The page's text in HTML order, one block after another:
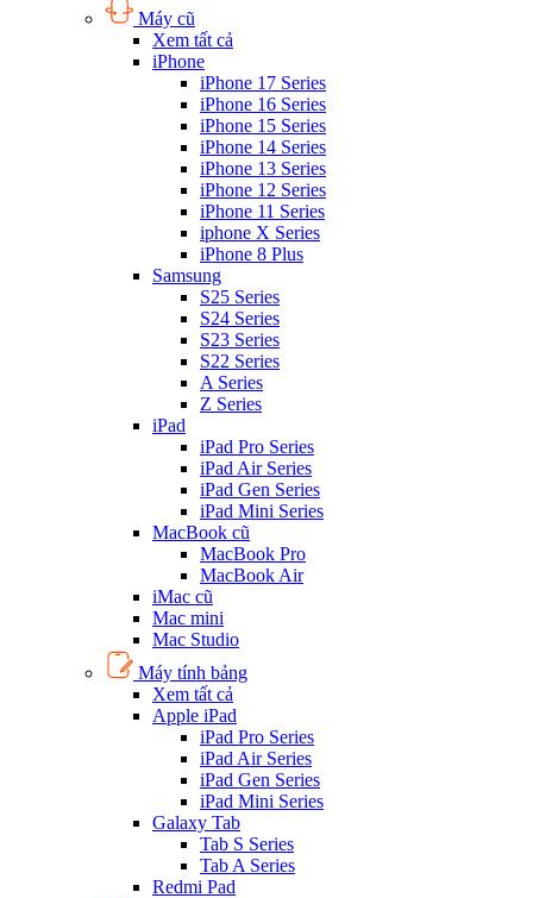
Máy cũ
Xem tất cả
iPhone
iPhone 17 Series
iPhone 16 Series
iPhone 15 Series
iPhone 14 Series
iPhone 13 Series
iPhone 12 Series
iPhone 11 Series
iphone X Series
iPhone 8 Plus
Samsung
S25 Series
S24 Series
S23 Series
S22 Series
A Series
Z Series
iPad
iPad Pro Series
iPad Air Series
iPad Gen Series
iPad Mini Series
MacBook cũ
MacBook Pro
MacBook Air
iMac cũ
Mac mini
Mac Studio
Máy tính bảng
Xem tất cả
Apple iPad
iPad Pro Series
iPad Air Series
iPad Gen Series
iPad Mini Series
Galaxy Tab
Tab S Series
Tab A Series
Redmi Pad